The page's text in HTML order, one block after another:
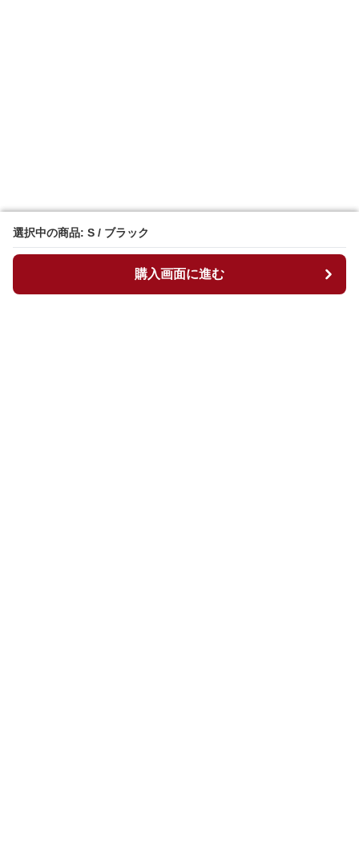
選択中の商品: S / ブラック
購入画面に進む
選択中の商品: S / ブラック
購入画面に進む